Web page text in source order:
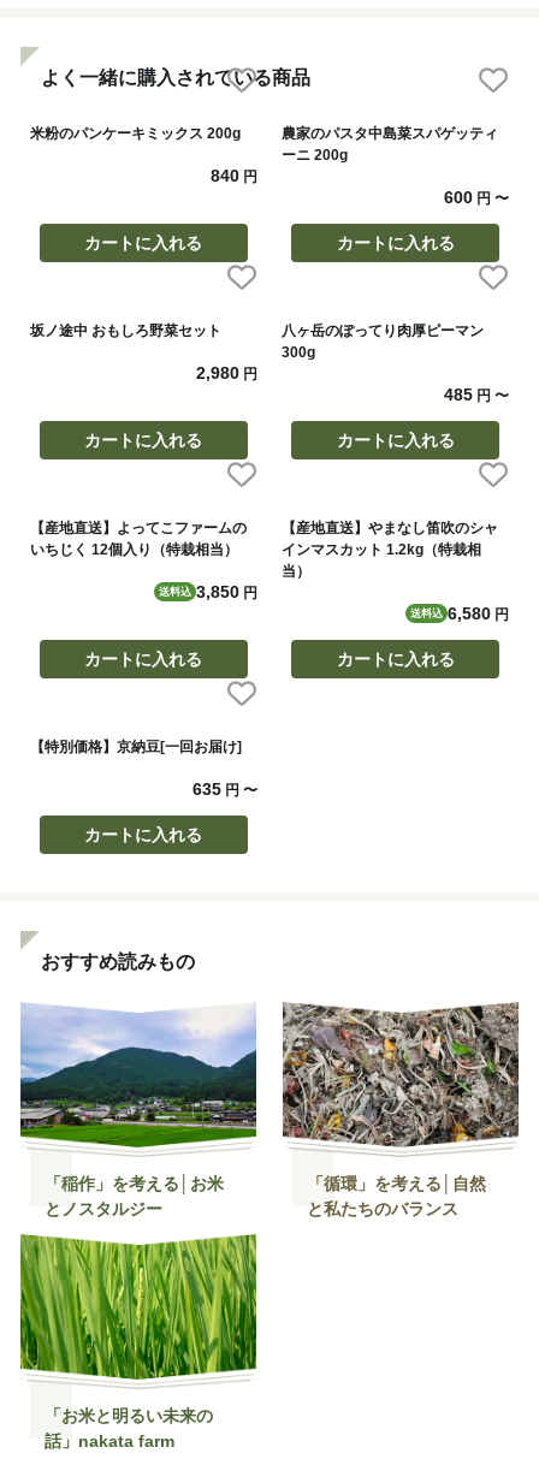
よく一緒に購入されている商品
米粉のパンケーキミックス 200g
840円
カートに入れる
農家のパスタ中島菜スパゲッティ
ーニ 200g
600 円〜
カートに入れる
坂ノ途中 おもしろ野菜セット
2,980円
カートに入れる
八ヶ岳のぽってり肉厚ピーマン
300g
485 円〜
カートに入れる
【産地直送】よってこファームの
いちじく 12個入り（特栽相当）
送料込 3,850円
カートに入れる
【産地直送】やまなし笛吹のシャ
インマスカット 1.2kg（特栽相
当）
送料込 6,580 円
カートに入れる
【特別価格】京納豆[一回お届け]
635円 〜
カートに入れる
おすすめ読みもの
「稲作」を考える│お米
とノスタルジー
「循環」を考える│自然
と私たちのバランス
「お米と明るい未来の
話」nakata farm